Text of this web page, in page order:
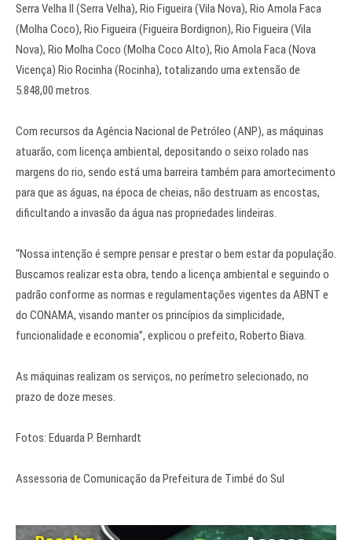
Serra Velha II (Serra Velha), Rio Figueira (Vila Nova), Rio Amola Faca
(Molha Coco), Rio Figueira (Figueira Bordignon), Rio Figueira (Vila
Nova), Rio Molha Coco (Molha Coco Alto), Rio Amola Faca (Nova
Vicença) Rio Rocinha (Rocinha), totalizando uma extensão de
5.848,00 metros.
Com recursos da Agência Nacional de Petróleo (ANP), as máquinas
atuarão, com licença ambiental, depositando o seixo rolado nas
margens do rio, sendo está uma barreira também para amortecimento
para que as águas, na época de cheias, não destruam as encostas,
dificultando a invasão da água nas propriedades lindeiras.
“Nossa intenção é sempre pensar e prestar o bem estar da população.
Buscamos realizar esta obra, tendo a licença ambiental e seguindo o
padrão conforme as normas e regulamentações vigentes da ABNT e
do CONAMA, visando manter os princípios da simplicidade,
funcionalidade e economia”, explicou o prefeito, Roberto Biava.
As máquinas realizam os serviços, no perímetro selecionado, no
prazo de doze meses.
Fotos: Eduarda P. Bernhardt
Assessoria de Comunicação da Prefeitura de Timbé do Sul